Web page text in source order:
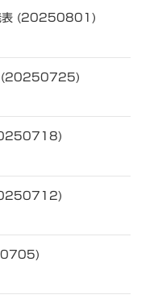
表 (20250801)
(20250725)